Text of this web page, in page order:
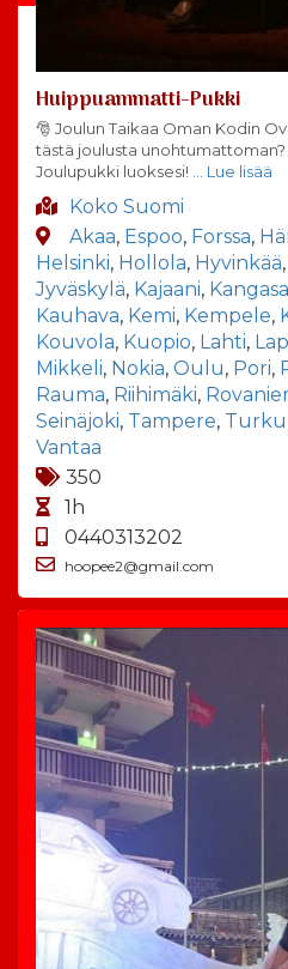
Huippuammatti-Pukki
🎅 Joulun Taikaa Oman Kodin
tästä joulusta
Joulupukki luoksesi! … Lue lisää
Koko Suomi
Akaa, Espoo, Forssa,
Helsinki, Hollola, Hyvinkää,
Jyväskylä, Kajaani,
Kauhava, Kemi, Kempele,
Kouvola, Kuopio, Lahti,
Mikkeli, Nokia, Oulu, Pori,
Rauma, Riihimäki,
Seinäjoki, Tampere, Turku
Vantaa
350
1h
0440313202
hoopee2@gmail.com